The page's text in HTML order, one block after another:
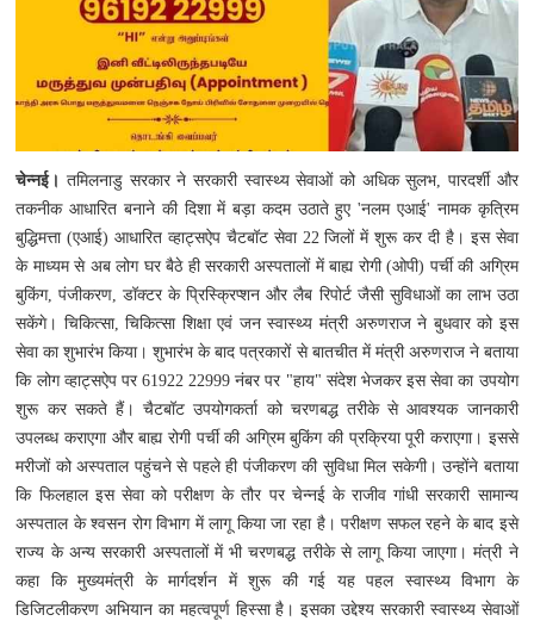
संसदीय कार्य मंत्री बोले -गृह मंत्री सुबह से रात तक संसद
परिसर में मौजूद रहते हैं
सीएम योगी का सपा पर
हमला, कहा- वोट बैंक की राजनीति ने कारीगरों का
सम्मान छीना
सीबीआई चार्जशीट में दावा : निगरानी
की कमी बनी नीट पेपर लीक की वजह, विशेषज्ञों की
जांच और तलाशी नहीं हुई
चेन्नई।तमिलनाडु सरकार ने सरकारी स्वास्थ्य सेवाओं को अधिक सुलभ, पारदर्शी और
तकनीक आधारित बनाने की दिशा में बड़ा कदम उठाते हुए 'नलम एआई' नामक कृत्रिम
बुद्धिमत्ता (एआई) आधारित व्हाट्सऐप चैटबॉट सेवा 22 जिलों में शुरू कर दी है। इस सेवा
के माध्यम से अब लोग घर बैठे ही सरकारी अस्पतालों में बाह्य रोगी (ओपी) पर्ची की अग्रिम
बुकिंग, पंजीकरण, डॉक्टर के प्रिस्क्रिप्शन और लैब रिपोर्ट जैसी सुविधाओं का लाभ उठा
सकेंगे। चिकित्सा, चिकित्सा शिक्षा एवं जन स्वास्थ्य मंत्री अरुणराज ने बुधवार को इस
सेवा का शुभारंभ किया।शुभारंभ के बाद पत्रकारों से बातचीत में मंत्री अरुणराज ने बताया
कि लोग व्हाट्सऐप पर 61922 22999 नंबर पर "हाय" संदेश भेजकर इस सेवा का उपयोग
शुरू कर सकते हैं। चैटबॉट उपयोगकर्ता को चरणबद्ध तरीके से आवश्यक जानकारी
उपलब्ध कराएगा और बाह्य रोगी पर्ची की अग्रिम बुकिंग की प्रक्रिया पूरी कराएगा। इससे
मरीजों को अस्पताल पहुंचने से पहले ही पंजीकरण की सुविधा मिल सकेगी।उन्होंने बताया
कि फिलहाल इस सेवा को परीक्षण के तौर पर चेन्नई के राजीव गांधी सरकारी सामान्य
अस्पताल के श्वसन रोग विभाग में लागू किया जा रहा है। परीक्षण सफल रहने के बाद इसे
राज्य के अन्य सरकारी अस्पतालों में भी चरणबद्ध तरीके से लागू किया जाएगा।मंत्री ने
कहा कि मुख्यमंत्री के मार्गदर्शन में शुरू की गई यह पहल स्वास्थ्य विभाग के
डिजिटलीकरण अभियान का महत्वपूर्ण हिस्सा है। इसका उद्देश्य सरकारी स्वास्थ्य सेवाओं